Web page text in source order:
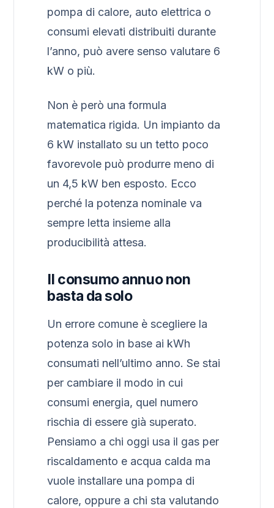
pompa di calore, auto elettrica o
consumi elevati distribuiti durante
l’anno, può avere senso valutare 6
kW o più.
Non è però una formula
matematica rigida. Un impianto da
6 kW installato su un tetto poco
favorevole può produrre meno di
un 4,5 kW ben esposto. Ecco
perché la potenza nominale va
sempre letta insieme alla
producibilità attesa.
Il consumo annuo non
basta da solo
Un errore comune è scegliere la
potenza solo in base ai kWh
consumati nell’ultimo anno. Se stai
per cambiare il modo in cui
consumi energia, quel numero
rischia di essere già superato.
Pensiamo a chi oggi usa il gas per
riscaldamento e acqua calda ma
vuole installare una pompa di
calore, oppure a chi sta valutando